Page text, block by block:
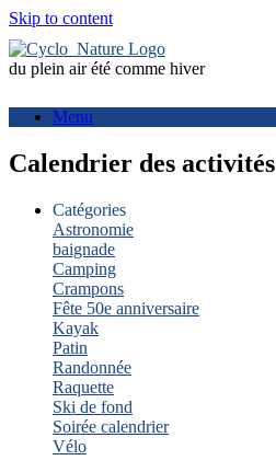
Skip to content
du plein air été comme hiver
Menu
Calendrier des activités
Catégories
Astronomie
baignade
Camping
Crampons
Fête 50e anniversaire
Kayak
Patin
Randonnée
Raquette
Ski de fond
Soirée calendrier
Vélo